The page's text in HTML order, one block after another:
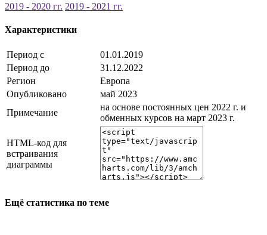
2019 - 2020 гг. 2019 - 2021 гг.
Характеристики
Период с
01.01.2019
Период до
31.12.2022
Регион
Европа
Опубликовано
май 2023
Примечание
на основе постоянных цен 2022 г. и
обменных курсов на март 2023 г.
HTML-код для
встраивания
диаграммы
Ещё статистика по теме